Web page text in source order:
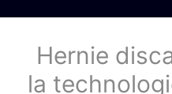
Hernie
la